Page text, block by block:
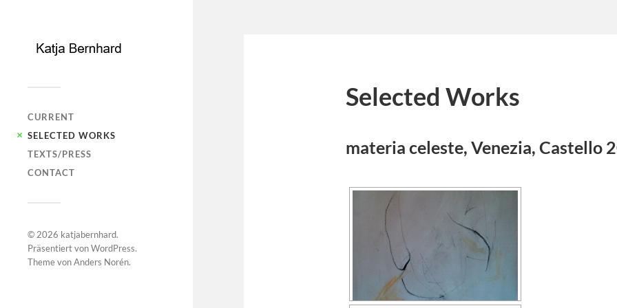
CURRENT
SELECTED WORKS
TEXTS/PRESS
CONTACT
© 2026 katjabernhard.
Präsentiert vonWordPress.
Theme vonAnders Norén.
Selected Works
materia celeste, Venezia, Castello